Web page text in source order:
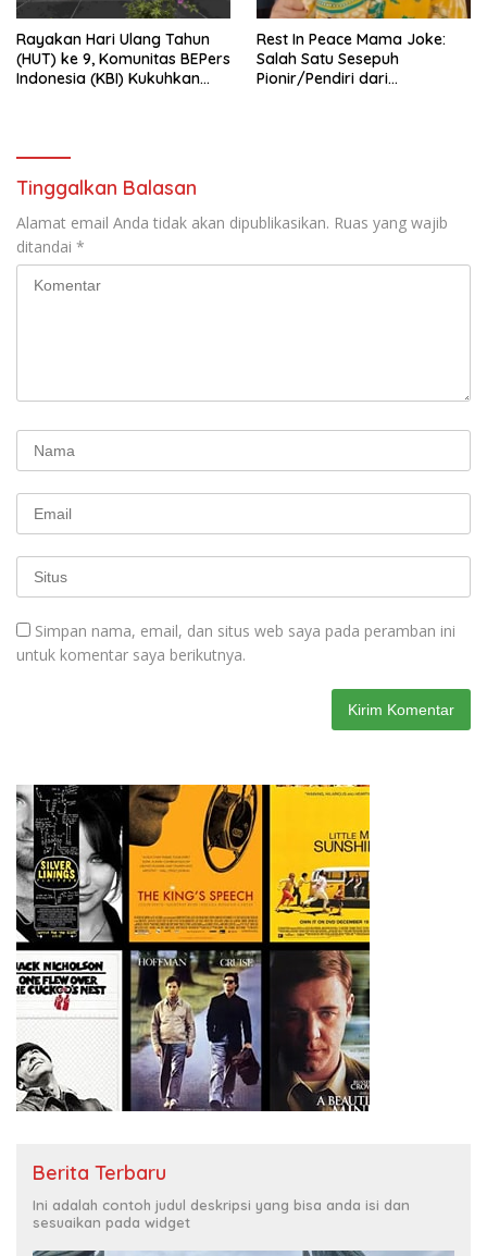
Rayakan Hari Ulang Tahun
(HUT) ke 9, Komunitas BEPers
Indonesia (KBI) Kukuhkan
Pengembangan Organisasi
KBI yang Berbasis Riset di
seluruh Indonesia dan
Mancanegara”.
Rest In Peace Mama Joke:
Salah Satu Sesepuh
Pionir/Pendiri dari
Tinggalkan Balasan
Alamat email Anda tidak akan dipublikasikan. Ruas yang wajib
ditandai *
Simpan nama, email, dan situs web saya pada peramban ini
untuk komentar saya berikutnya.
Berita Terbaru
Ini adalah contoh judul deskripsi yang bisa anda isi dan
sesuaikan pada widget